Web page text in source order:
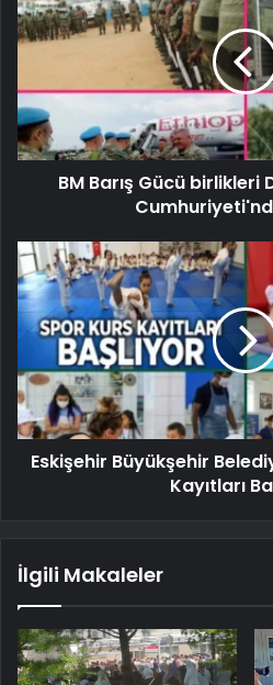
BM Barış Gücü
Eskişehir Büyükşehir
Kayıtları
İlgili Makaleler